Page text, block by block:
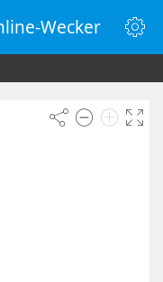
Wecker